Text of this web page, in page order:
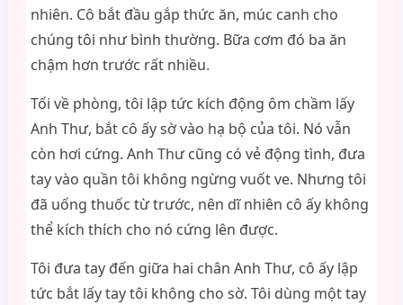
nhiên. Cô bắt đầu gắp thức ăn, múc canh cho
chúng tôi như bình thường. Bữa cơm đó ba ăn
chậm hơn trước rất nhiều.
Tối về phòng, tôi lập tức kích động ôm chầm lấy
Anh Thư, bắt cô ấy sờ vào hạ bộ của tôi. Nó vẫn
còn hơi cứng. Anh Thư cũng có vẻ động tình, đưa
tay vào quần tôi không ngừng vuốt ve. Nhưng tôi
đã uống thuốc từ trước, nên dĩ nhiên cô ấy không
thể kích thích cho nó cứng lên được.
Tôi đưa tay đến giữa hai chân Anh Thư, cô ấy lập
tức bắt lấy tay tôi không cho sờ. Tôi dùng một tay